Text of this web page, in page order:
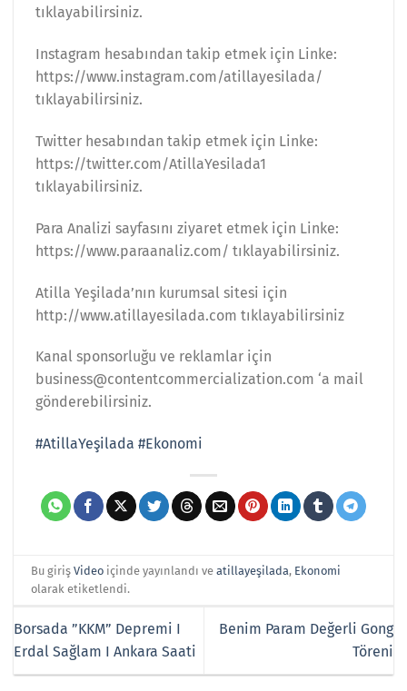
tıklayabilirsiniz.
Instagram hesabından takip etmek için Linke:
https://www.instagram.com/atillayesilada/
tıklayabilirsiniz.
Twitter hesabından takip etmek için Linke:
https://twitter.com/AtillaYesilada1
tıklayabilirsiniz.
Para Analizi sayfasını ziyaret etmek için Linke:
https://www.paraanaliz.com/ tıklayabilirsiniz.
Atilla Yeşilada’nın kurumsal sitesi için
http://www.atillayesilada.com tıklayabilirsiniz
Kanal sponsorluğu ve reklamlar için
business@contentcommercialization.com ‘a mail
gönderebilirsiniz.
#AtillaYeşilada #Ekonomi
Bu girişVideo içinde yayınlandı veatillayeşilada, Ekonomi
olarak etiketlendi.
Borsada ”KKM” Depremi I
Erdal Sağlam I Ankara Saati
Benim Param Değerli Gong
Töreni